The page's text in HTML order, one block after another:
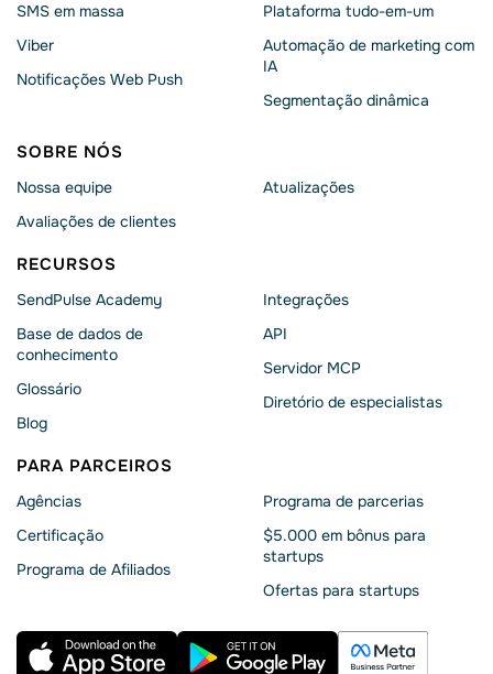
SMS em massa
Viber
Notificações Web Push
Plataforma tudo-em-um
Automação de marketing com
IA
Segmentação dinâmica
SOBRE NÓS
Nossa equipe
Avaliações de clientes
Atualizações
RECURSOS
SendPulse Academy
Base de dados de
conhecimento
Glossário
Blog
Integrações
API
Servidor MCP
Diretório de especialistas
PARA PARCEIROS
Agências
Сertificação
Programa de Afiliados
Programa de parcerias
$5.000 em bônus para
startups
Ofertas para startups